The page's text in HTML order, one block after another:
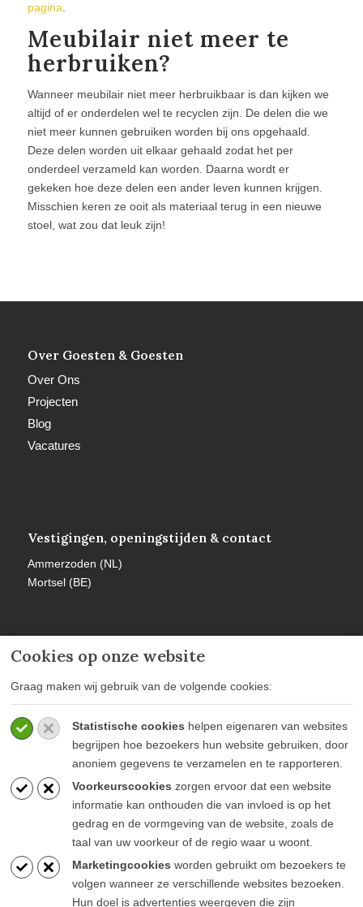
Cookies op onze website
Graag maken wij gebruik van de volgende cookies:
Statistische cookies helpen eigenaren van websites
begrijpen hoe bezoekers hun website gebruiken, door
anoniem gegevens te verzamelen en te rapporteren.
Voorkeurscookies zorgen ervoor dat een website
informatie kan onthouden die van invloed is op het
gedrag en de vormgeving van de website, zoals de
taal van uw voorkeur of de regio waar u woont.
Marketingcookies worden gebruikt om bezoekers te
volgen wanneer ze verschillende websites bezoeken.
Hun doel is advertenties weergeven die zijn
pagina.
Meubilair niet meer te
herbruiken?
Wanneer meubilair niet meer herbruikbaar is dan kijken we
altijd of er onderdelen wel te recyclen zijn. De delen die we
niet meer kunnen gebruiken worden bij ons opgehaald.
Deze delen worden uit elkaar gehaald zodat het per
onderdeel verzameld kan worden. Daarna wordt er
gekeken hoe deze delen een ander leven kunnen krijgen.
Misschien keren ze ooit als materiaal terug in een nieuwe
stoel, wat zou dat leuk zijn!
Over Goesten & Goesten
Over Ons
Projecten
Blog
Vacatures
Vestigingen, openingstijden & contact
Ammerzoden (NL)
Mortsel (BE)
Meer informatie
Privacy policy
Algemene voorwaarden
Veelgestelde vragen
Blijf op de hoogte